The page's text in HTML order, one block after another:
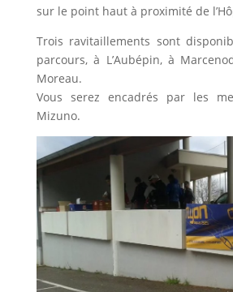
sur le point haut à proximité de
Trois ravitaillements sont
parcours, à L’Aubépin, à
Moreau.
Vous serez encadrés par les
Mizuno.